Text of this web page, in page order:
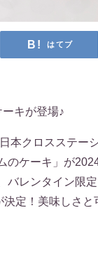
はてブ
キが登場♪
本クロスステー
のケーキ」が
バレンタイン限
決定！美味しさ